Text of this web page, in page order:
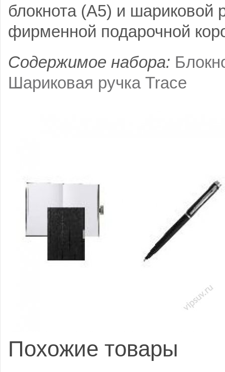
блокнота (А5) и шариковой
фирменной подарочной
Содержимое набора:
Шариковая ручка Trace
Похожие товары